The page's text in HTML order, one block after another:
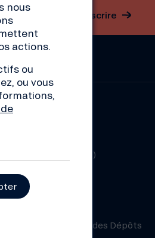
S'inscrire
Centre d’aide (FAQ)
Réclamation
Fonds de Garantie des Dépôts
nous
actions.
ou
ou vous